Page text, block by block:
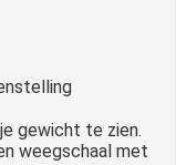
gewicht te zien.
weegschaal met